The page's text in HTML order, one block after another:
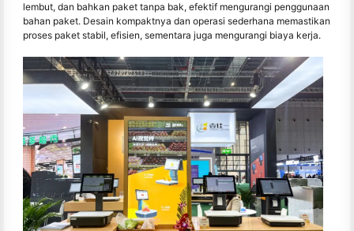
lembut, dan bahkan paket tanpa bak, efektif mengurangi penggunaan
bahan paket. Desain kompaktnya dan operasi sederhana memastikan
proses paket stabil, efisien, sementara juga mengurangi biaya kerja.